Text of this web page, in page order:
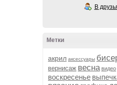
В
Метки
акрил аксессуары
вернисаж весна видео
воскресенье